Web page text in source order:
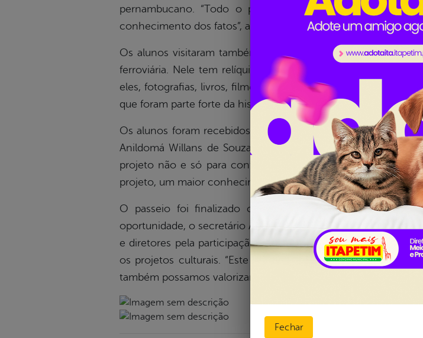
pernambucano. “Todo o percurso foi feito com
conhecimento dos fatos”, afirmou.
Os alunos visitaram também o Museu do Cangaço, o maior
ferroviária. Nele tem relíquias do personagem sertanejo,
eles, fotografias, livros, filmes e documentários sobre os
que foram parte forte da história do cangaço.
Os alunos foram recebidos por monitores e participaram de
Anildomá Willans de Souza, que tem quatro livros
projeto não e só para contar a história do rei do cangaço,
projeto, um maior conhecimento sobre a sua própria historia e
O passeio foi finalizado com uma belíssima
oportunidade, o secretário Ailson Alves agradeceu a todos da
e diretores pela participação e ao Governo Municipal,
os projetos culturais. “Este evento é muito importante para
também possamos valorizar ainda mais a nossa cultura e de
Fechar